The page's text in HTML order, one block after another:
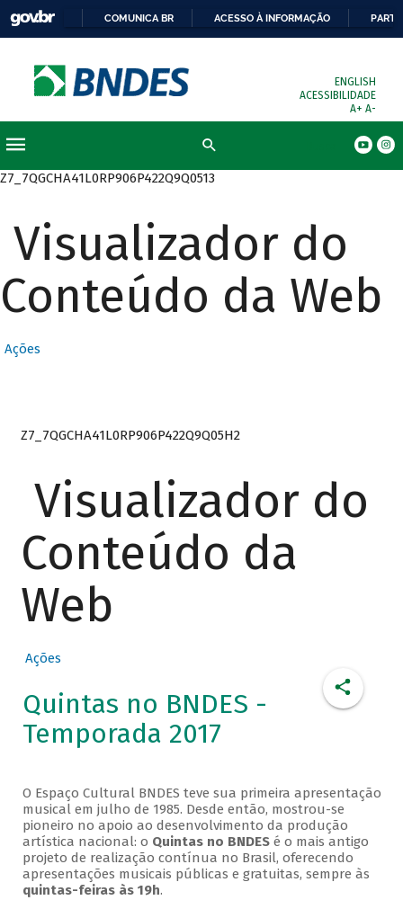
COMUNICA BR ACESSO À INFORMAÇÃO
ENGLISH
ACESSIBILIDADE
A+ A-
Z7_7QGCHA41L0RP906P422Q9Q0513
Visualizador do
Conteúdo da Web
Ações
Z7_7QGCHA41L0RP906P422Q9Q05H2
Visualizador do
Conteúdo da
Web
Ações
Quintas no BNDES -
Temporada 2017
O Espaço Cultural BNDES teve sua primeira apresentação
musical em julho de 1985. Desde então, mostrou-se
pioneiro no apoio ao desenvolvimento da produção
artística nacional: o Quintas no BNDESé o mais antigo
projeto de realização contínua no Brasil, oferecendo
apresentações musicais públicas e gratuitas, sempre às
quintas-feiras às 19h.